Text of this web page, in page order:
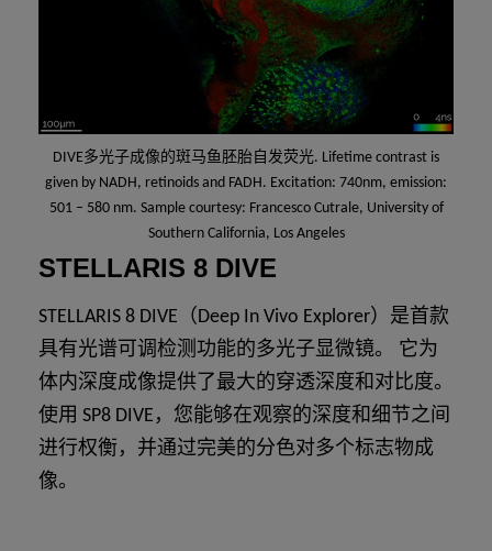
DIVE多光子成像的斑马鱼胚胎自发荧光. Lifetime contrast is
given by NADH, retinoids and FADH. Excitation: 740nm, emission:
501 – 580 nm. Sample courtesy: Francesco Cutrale, University of
Southern California, Los Angeles
STELLARIS 8 DIVE
STELLARIS 8 DIVE（Deep In Vivo Explorer）是首款
具有光谱可调检测功能的多光子显微镜。 它为
体内深度成像提供了最大的穿透深度和对比度。
使用 SP8 DIVE，您能够在观察的深度和细节之间
进行权衡，并通过完美的分色对多个标志物成
像。